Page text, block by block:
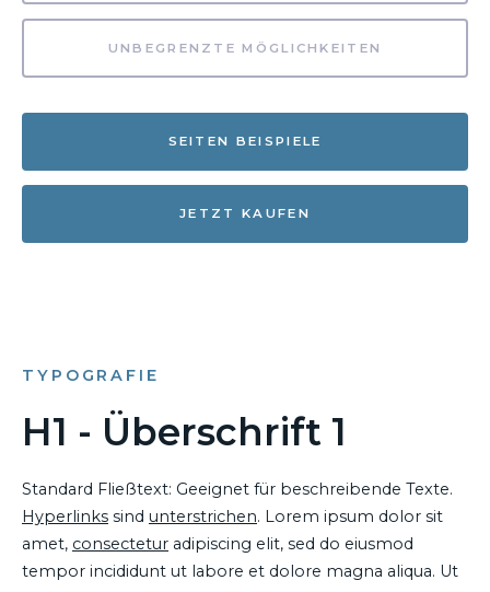
UNBEGRENZTE MÖGLICHKEITEN
SEITEN BEISPIELE
JETZT KAUFEN
TYPOGRAFIE
H1 - Überschrift 1
Standard Fließtext: Geeignet für beschreibende Texte.
Hyperlinks sind unterstrichen. Lorem ipsum dolor sit
amet, consectetur adipiscing elit, sed do eiusmod
tempor incididunt ut labore et dolore magna aliqua. Ut